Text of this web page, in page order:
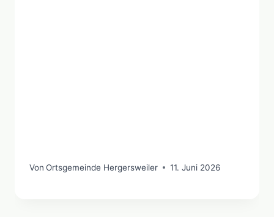
Von Ortsgemeinde Hergersweiler 11. Juni 2026